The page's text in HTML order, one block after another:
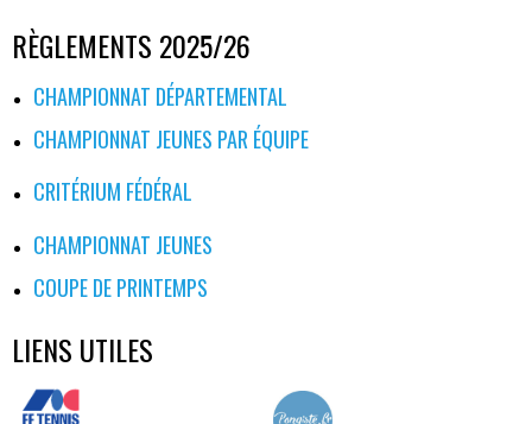
RÈGLEMENTS 2025/26
CHAMPIONNAT DÉPARTEMENTAL
CHAMPIONNAT JEUNES PAR ÉQUIPE
CRITÉRIUM FÉDÉRAL
CHAMPIONNAT JEUNES
COUPE DE PRINTEMPS
LIENS UTILES